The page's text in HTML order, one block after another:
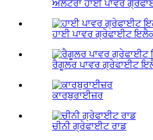
ਅਲਟਰਾ ਹਾਈ ਪਾਵਰ
ਹਾਈ ਪਾਵਰ ਗ੍ਰੇਫਾਈਟ
ਰੈਗੂਲਰ ਪਾਵਰ ਗ੍ਰੇਫਾਈਟ
ਕਾਰਬੁਰਾਈਜ਼ਰ
ਚੀਨੀ ਗ੍ਰੇਫਾਈਟ ਰਾਡ